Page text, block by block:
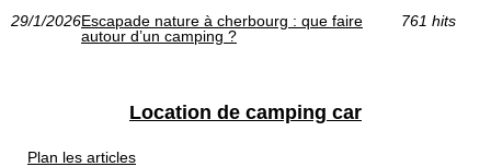
29/1/2026Escapade nature à cherbourg : que faire
autour d’un camping ?
761 hits
Location de camping car
Plan les articles